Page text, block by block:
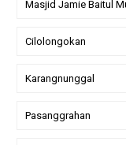
Masjid Jamie Baitul
Cilolongokan
Karangnunggal
Pasanggrahan